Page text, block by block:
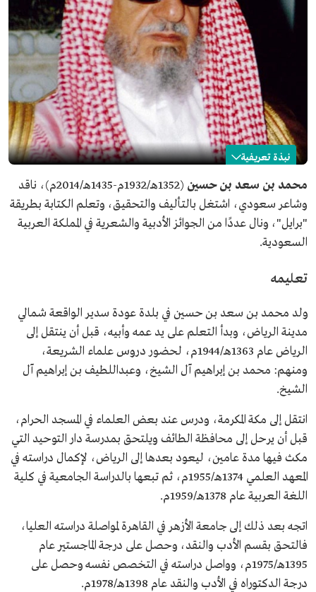
نبذة تعريفية
محمد بن سعد بن حسين
الاسم
محمد بن سعد بن حسين.
التصنيف
ناقد وشاعر سعودي.
تاريخ الميلاد
محمد بن سعد بن حسين
(1352هـ/1932م-1435هـ/2014م)، ناقد
وشاعر سعودي، اشتغل بالتأليف والتحقيق، وتعلم الكتابة بطريقة
"برايل"، ونال عددًا من الجوائز الأدبية والشعرية في المملكة العربية
السعودية.
تعليمه
ولد محمد بن سعد بن حسين في بلدة عودة سدير الواقعة شمالي
مدينة الرياض، وبدأ التعلم على يد عمه وأبيه، قبل أن ينتقل إلى
الرياض عام 1363هـ/1944م، لحضور دروس علماء الشريعة،
ومنهم: محمد بن إبراهيم آل الشيخ، وعبداللطيف بن إبراهيم آل
الشيخ.
انتقل إلى مكة المكرمة، ودرس عند بعض العلماء في المسجد الحرام،
قبل أن يرحل إلى محافظة الطائف ويلتحق بمدرسة دار التوحيد التي
مكث فيها مدة عامين، ليعود بعدها إلى الرياض، لإكمال دراسته في
المعهد العلمي 1374هـ/1955م، ثم تبعها بالدراسة الجامعية في كلية
اللغة العربية عام 1378هـ/1959م.
اتجه بعد ذلك إلى جامعة الأزهر في القاهرة لمواصلة دراسته العليا،
فالتحق بقسم الأدب والنقد، وحصل على درجة الماجستير عام
1395هـ/1975م، وواصل دراسته في التخصص نفسه وحصل على
درجة الدكتوراه في الأدب والنقد عام 1398هـ/1978م.